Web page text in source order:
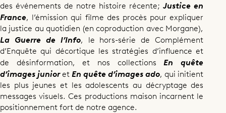
des événements de notre histoire récente;Justice en
France, l’émission qui filme des procès pour expliquer
la justice au quotidien (en coproduction avec Morgane),
La Guerre de l’Info, le hors-série de Complément
d’Enquête qui décortique les stratégies d’influence et
de désinformation, et nos collections En quête
d’images junioret En quête d’images ado, qui initient
les plus jeunes et les adolescents au décryptage des
messages visuels. Ces productions maison incarnent le
positionnement fort de notre agence.